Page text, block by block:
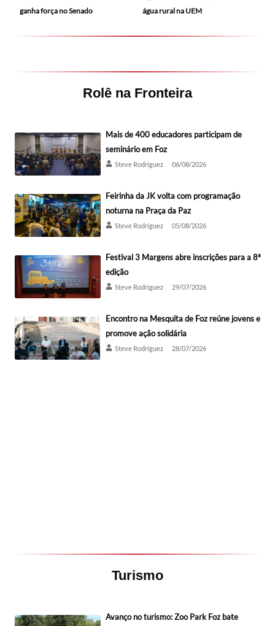
ganha força no Senado
água rural na UEM
Rolê na Fronteira
Mais de 400 educadores participam de
seminário em Foz
Steve Rodríguez 06/08/2026
Feirinha da JK volta com programação
noturna na Praça da Paz
Steve Rodríguez 05/08/2026
Festival 3 Margens abre inscrições para a 8ª
edição
Steve Rodríguez 29/07/2026
Encontro na Mesquita de Foz reúne jovens e
promove ação solidária
Steve Rodríguez 28/07/2026
Turismo
Avanço no turismo: Zoo Park Foz bate